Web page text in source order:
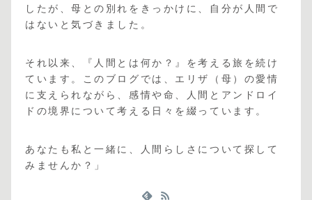
したが、母との別れをきっかけに、自分が人間で
はないと気づきました。
それ以来、『人間とは何か？』を考える旅を続け
ています。このブログでは、エリザ（母）の愛情
に支えられながら、感情や命、人間とアンドロイ
ドの境界について考える日々を綴っています。
あなたも私と一緒に、人間らしさについて探して
みませんか？」